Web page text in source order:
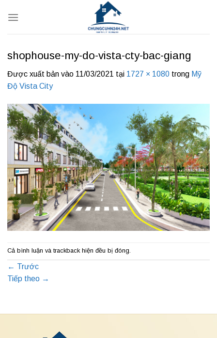
qua
shophouse-my-do-vista-cty-bac-giang
Được xuất bản vào 11/03/2021 tại 1727 × 1080 trong Mỹ
Độ Vista City
Cả bình luận và trackback hiện đều bị đóng.
← Trước
Tiếp theo →